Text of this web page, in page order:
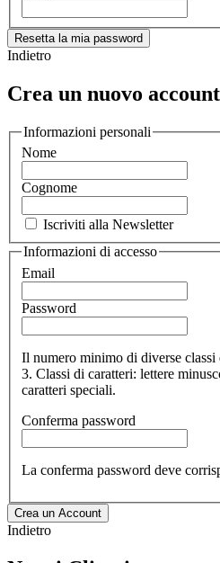
Resetta la mia password
Indietro
Crea un nuovo account
Informazioni personali
Nome
Cognome
Iscriviti alla Newsletter
Informazioni di accesso
Email
Password
Il numero minimo di diverse classi
3. Classi di caratteri: lettere
caratteri speciali.
Conferma password
La conferma password deve
Crea un Account
Indietro